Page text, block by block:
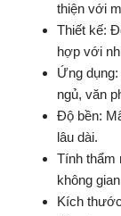
thiện với
Thiết kế:
hợp với
Ứng
ngủ, văn
Độ bền:
lâu dài.
Tính thẩm
không
Kích